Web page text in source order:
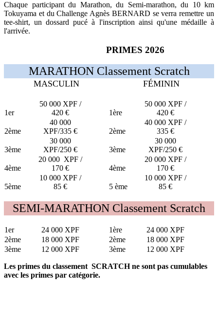
Chaque participant du Marathon, du Semi-marathon, du 10 km
Tokuyama et du Challenge Agnès BERNARD se verra remettre un
tee-shirt, un dossard pucé à l'inscription ainsi qu'une médaille à
l'arrivée.
PRIMES 2026
MARATHON Classement Scratch
MASCULIN FÉMININ
1er
50 000 XPF /
420 €
1ère
50 000 XPF /
420 €
2ème
40 000
XPF/335 €
2ème
40 000 XPF /
335 €
3ème
30 000
XPF/250 €
3ème
30 000
XPF/250 €
4ème
20 000 XPF/
170 €
4ème
20 000 XPF /
170 €
5ème
10 000 XPF /
85 €
5 ème
10 000 XPF /
85 €
SEMI-MARATHON Classement Scratch
1er 24 000 XPF 1ère
24 000 XPF
2ème
18 000 XPF 2ème
18 000 XPF
3ème
12 000 XPF 3ème 12 000 XPF
Les primes du classement SCRATCH ne sont pas cumulables
avec les primes par catégorie.